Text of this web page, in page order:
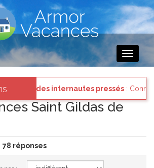
Toggle
et consultez les "Messages des internautes
Saint Gildas de
78 réponses